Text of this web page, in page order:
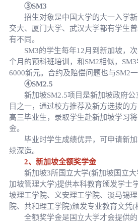
③SM3
招生对象是中国大学的大一入学新
交大、厦门大学、武汉大学都有学生
有不同。
SM3的学生每年12月到新加坡，次
个月的预科班培训，和SM2相似，
6000新元。合约及赔偿问题也与SM2一
④SM2.5
新加坡SM2.5项目是新加坡政府公
目之一，通过校方推荐及新方选拨的
高三毕业生，录取学生赴新加坡学习
金。
毕业时学生成绩优异，可申请新加
续深造。
2、新加坡全额奖学金
新加坡3所国立大学(新加坡国立大
加坡管理大学)提供本科教育颁发学士
坡理工学院、义安理工学院、淡马锡
院、共和理工学院)颁发专业教育文凭(
全额奖学金是国立大学才会提供的